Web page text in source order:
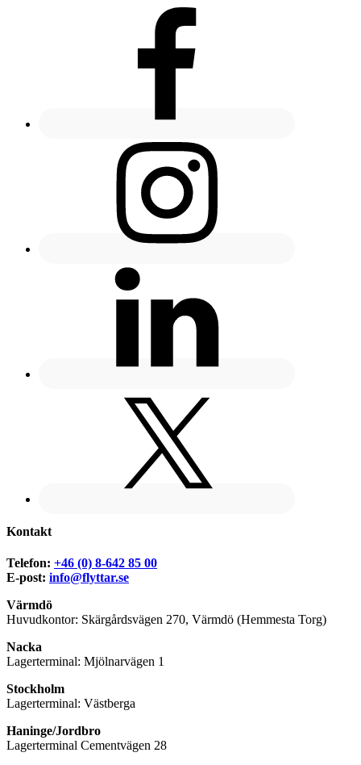
Kontakt
Telefon: +46 (0) 8-642 85 00
E-post: info@flyttar.se
Värmdö
Huvudkontor: Skärgårdsvägen 270, Värmdö (Hemmesta Torg)
Nacka
Lagerterminal: Mjölnarvägen 1
Stockholm
Lagerterminal: Västberga
Haninge/Jordbro
Lagerterminal Cementvägen 28